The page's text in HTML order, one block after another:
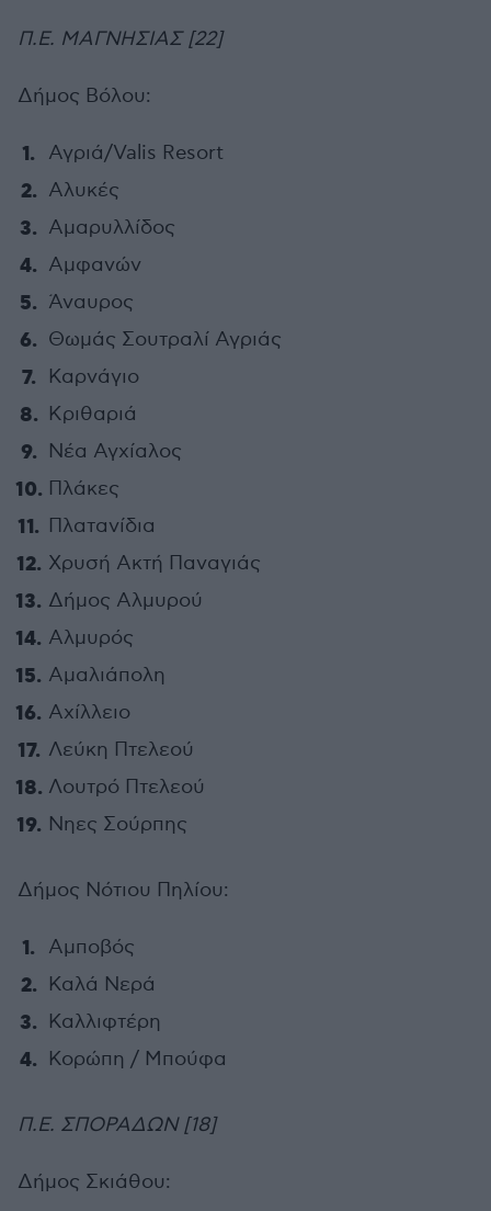
Π.Ε. ΜΑΓΝΗΣΙΑΣ [22]
Δήμος Βόλου:
Αγριά/Valis Resort
Αλυκές
Αμαρυλλίδος
Αμφανών
Άναυρος
Θωμάς Σουτραλί Αγριάς
Καρνάγιο
Κριθαριά
Νέα Αγχίαλος
Πλάκες
Πλατανίδια
Χρυσή Ακτή Παναγιάς
Δήμος Αλμυρού
Αλμυρός
Αμαλιάπολη
Αχίλλειο
Λεύκη Πτελεού
Λουτρό Πτελεού
Νηες Σούρπης
Δήμος Νότιου Πηλίου:
Αμποβός
Καλά Νερά
Καλλιφτέρη
Κορώπη / Μπούφα
Π.Ε. ΣΠΟΡΑΔΩΝ [18]
Δήμος Σκιάθου: